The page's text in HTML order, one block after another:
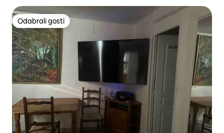
Odabrali gosti
Odabrali gosti